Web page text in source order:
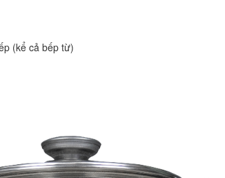
(kể cả bếp từ)